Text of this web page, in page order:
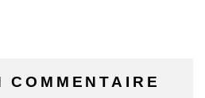
COMMENTAIRE